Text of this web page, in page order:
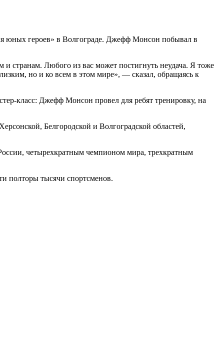
юных героев» в Волгограде. Джефф Монсон побывал в
странам. Любого из вас может постигнуть неудача. Я тоже
но и ко всем в этом мире», — сказал, обращаясь к
класс: Джефф Монсон провел для ребят тренировку, на
Белгородской и Волгоградской областей,
четырехкратным чемпионом мира, трехкратным
полторы тысячи спортсменов.